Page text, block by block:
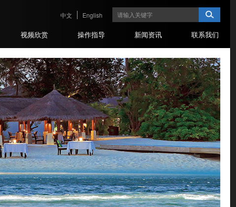
中文 English
视频欣赏 操作指导 新闻资讯 联系我们